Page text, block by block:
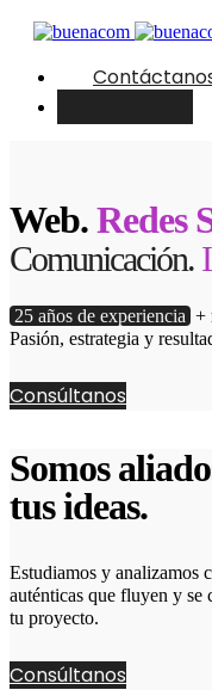
Web.Redes
Comunicación.
25 años de experiencia +
Pasión, estrategia y
Consúltanos
Somos
tus ideas.
Estudiamos y analizamos
auténticas que fluyen y se
tu proyecto.
Consúltanos